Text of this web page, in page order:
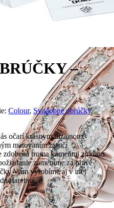
–
Colour, Svadobné obrúčky,
očarí krásnym dizajnom.
matovaním zaručí
troma kameňmi zirkónu
zameníme za pravé
Vám vyrobíme aj v inej